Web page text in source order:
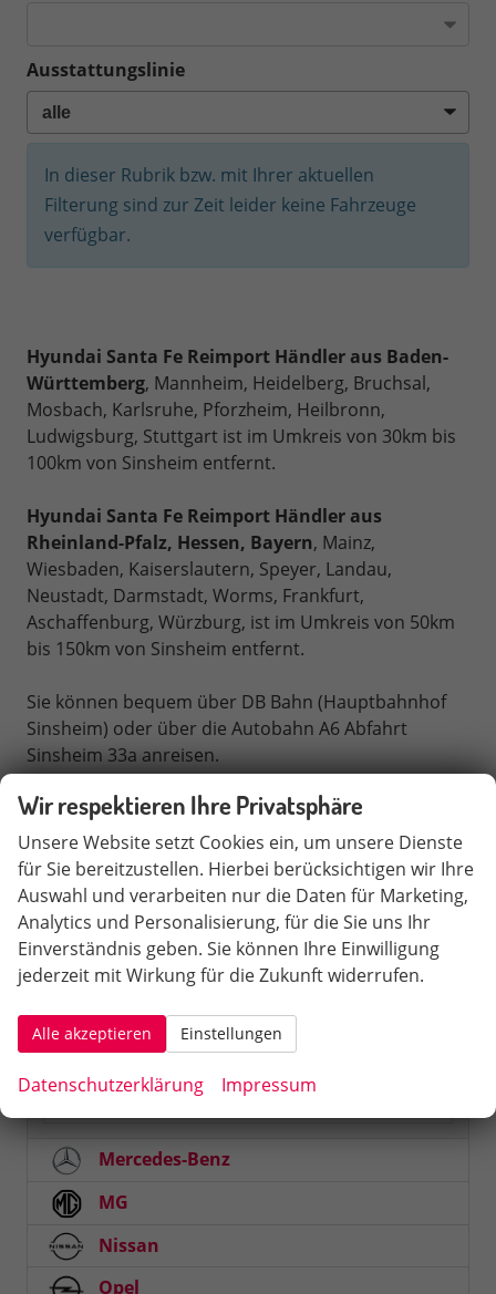
Ausstattungslinie
In dieser Rubrik bzw. mit Ihrer aktuellen
Filterung sind zur Zeit leider keine Fahrzeuge
verfügbar.
Hyundai Santa Fe Reimport Händler aus Baden-
Württemberg, Mannheim, Heidelberg, Bruchsal,
Mosbach, Karlsruhe, Pforzheim, Heilbronn,
Ludwigsburg, Stuttgart ist im Umkreis von 30km bis
100km von Sinsheim entfernt.
Hyundai Santa Fe Reimport Händler aus
Rheinland-Pfalz, Hessen, Bayern, Mainz,
Wiesbaden, Kaiserslautern, Speyer, Landau,
Neustadt, Darmstadt, Worms, Frankfurt,
Aschaffenburg, Würzburg, ist im Umkreis von 50km
bis 150km von Sinsheim entfernt.
Sie können bequem über DB Bahn (Hauptbahnhof
Sinsheim) oder über die Autobahn A6 Abfahrt
Sinsheim 33a anreisen.
Schnellsuche
Fahrzeugnr.
Audi
Cupra
Hyundai
Mercedes-Benz
MG
Nissan
Opel
Wir respektieren Ihre Privatsphäre
Unsere Website setzt Cookies ein, um unsere Dienste
für Sie bereitzustellen. Hierbei berücksichtigen wir Ihre
Auswahl und verarbeiten nur die Daten für Marketing,
Analytics und Personalisierung, für die Sie uns Ihr
Einverständnis geben. Sie können Ihre Einwilligung
jederzeit mit Wirkung für die Zukunft widerrufen.
Alle akzeptieren Einstellungen
Datenschutzerklärung Impressum